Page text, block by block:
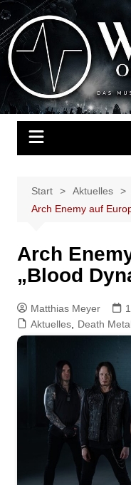
Zum
Inhalt
springen
Das Musikmagazin, das
Fotos,
Start
Aktuelles
Arch Enemy auf
Arch
„Blood
Matthias Meyer
Aktuelles, Death